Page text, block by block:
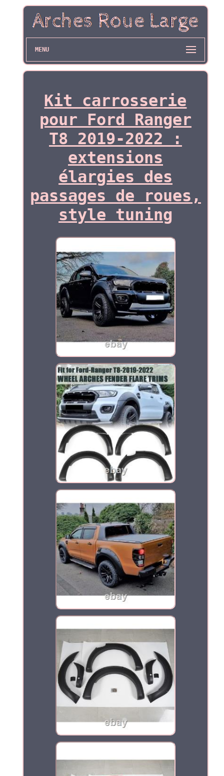
MENU
Kit carrosserie
pour Ford Ranger
T8 2019-2022 :
extensions
élargies des
passages de roues,
style tuning